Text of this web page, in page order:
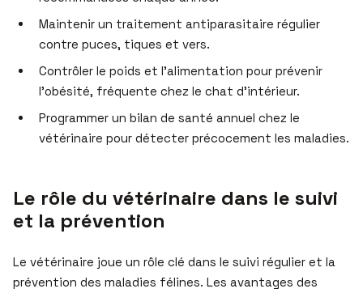
Maintenir un traitement antiparasitaire régulier
contre puces, tiques et vers.
Contrôler le poids et l’alimentation pour prévenir
l’obésité, fréquente chez le chat d’intérieur.
Programmer un bilan de santé annuel chez le
vétérinaire pour détecter précocement les maladies.
Le rôle du vétérinaire dans le suivi
et la prévention
Le vétérinaire joue un rôle clé dans le suivi régulier et la
prévention des maladies félines. Les avantages des